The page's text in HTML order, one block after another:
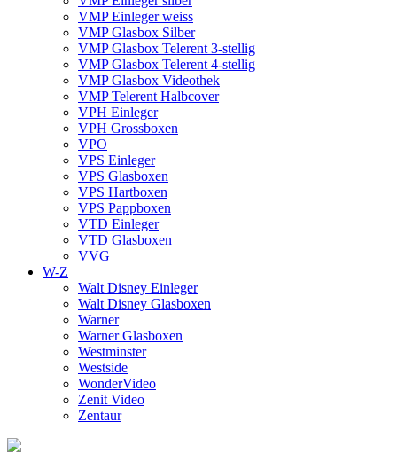
VMP Einleger weiss
VMP Glasbox Silber
VMP Glasbox Telerent 3-stellig
VMP Glasbox Telerent 4-stellig
VMP Glasbox Videothek
VMP Telerent Halbcover
VPH Einleger
VPH Grossboxen
VPO
VPS Einleger
VPS Glasboxen
VPS Hartboxen
VPS Pappboxen
VTD Einleger
VTD Glasboxen
VVG
W-Z
Walt Disney Einleger
Walt Disney Glasboxen
Warner
Warner Glasboxen
Westminster
Westside
WonderVideo
Zenit Video
Zentaur